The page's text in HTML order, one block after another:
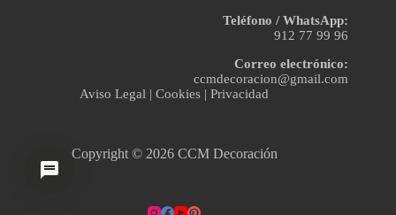
Teléfono / WhatsApp:
912 77 99 96
Correo electrónico:
ccmdecoracion@gmail.com
Aviso Legal |Cookies |Privacidad
Copyright © 2026 CCM Decoración